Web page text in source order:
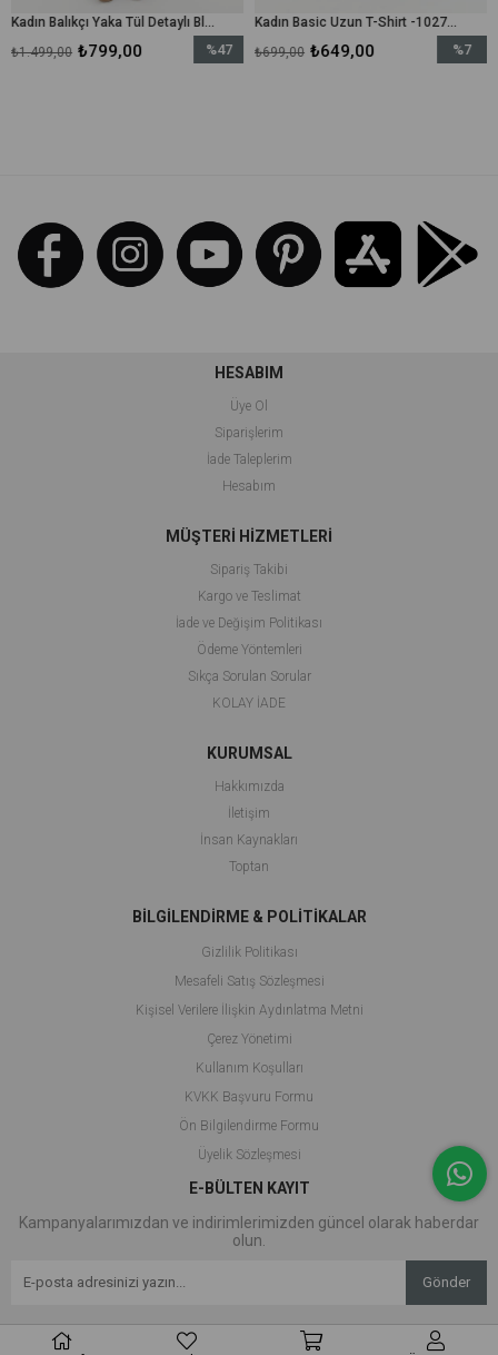
Kadın Balıkçı Yaka Tül Detaylı Bluz - 10269TUN - Ekru
₺799,00
Kadın Basic Uzun T-Shirt -10271TUN - Siyah
₺649,00
₺699,00 ₺699,00
HESABIM
Üye Ol
Siparişlerim
İade Taleplerim
Hesabım
MÜŞTERİ HİZMETLERİ
Sipariş Takibi
Kargo ve Teslimat
İade ve Değişim Politikası
Ödeme Yöntemleri
Sıkça Sorulan Sorular
KOLAY İADE
KURUMSAL
Hakkımızda
İletişim
İnsan Kaynakları
Toptan
BİLGİLENDİRME & POLİTİKALAR
Gizlilik Politikası
Mesafeli Satış Sözleşmesi
Kişisel Verilere İlişkin Aydınlatma Metni
Çerez Yönetimi
Kullanım Koşulları
KVKK Başvuru Formu
Ön Bilgilendirme Formu
Üyelik Sözleşmesi
E-BÜLTEN KAYIT
Kampanyalarımızdan ve indirimlerimizden güncel olarak haberdar
olun.
Gönder